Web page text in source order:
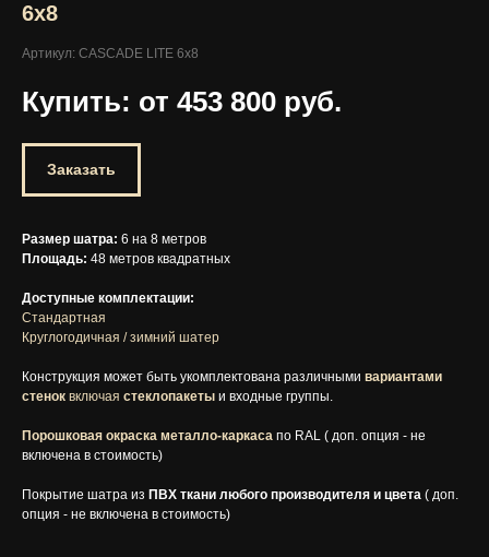
6х8
Артикул: CASCADE LITE 6х8
Купить: от 453 800 руб.
Заказать
Размер шатра: 6 на 8 метров
Площадь: 48 метров квадратных
Доступные комплектации:
Стандартная
Круглогодичная / зимний шатер
Конструкция может быть укомплектована различными вариантами
стенок включая стеклопакеты и входные группы.
Порошковая окраска металло-каркаса по RAL ( доп. опция - не
включена в стоимость)
Покрытие шатра из ПВХ ткани любого производителя и цвета ( доп.
опция - не включена в стоимость)